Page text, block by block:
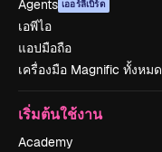
Agents เออร์ลี่เบิร์ด
เอพีไอ
แอปมือถือ
เครื่องมือ Magnific ทั้งหมด
เริ่มต้นใช้งาน
Academy